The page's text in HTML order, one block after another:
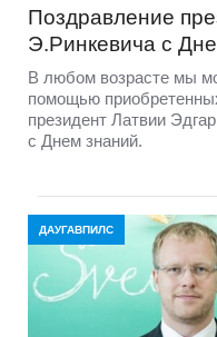
Поздравление
Э.Ринкевича с
В любом возрасте мы
помощью
президент Латвии
с Днем знаний.
ДАУГАВПИЛС